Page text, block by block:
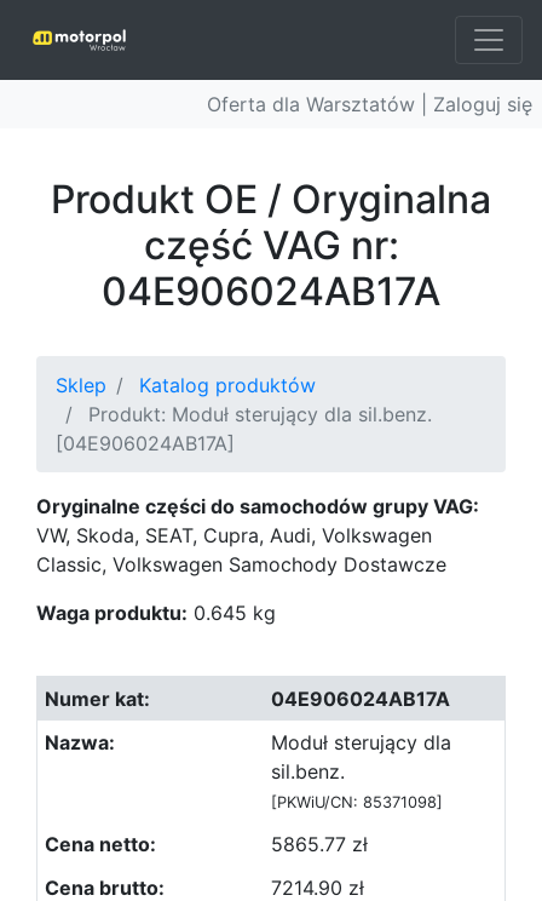
Oferta dla Warsztatów | Zaloguj się
Produkt OE / Oryginalna
część VAG nr:
04E906024AB17A
Sklep
Katalog produktów
Produkt: Moduł sterujący dla sil.benz.
[04E906024AB17A]
Oryginalne części do samochodów grupy VAG:
VW, Skoda, SEAT, Cupra, Audi, Volkswagen
Classic, Volkswagen Samochody Dostawcze
Waga produktu: 0.645 kg
04E906024AB17A
Moduł sterujący dla
sil.benz.
[PKWiU/CN: 85371098]
5865.77 zł
7214.90 zł